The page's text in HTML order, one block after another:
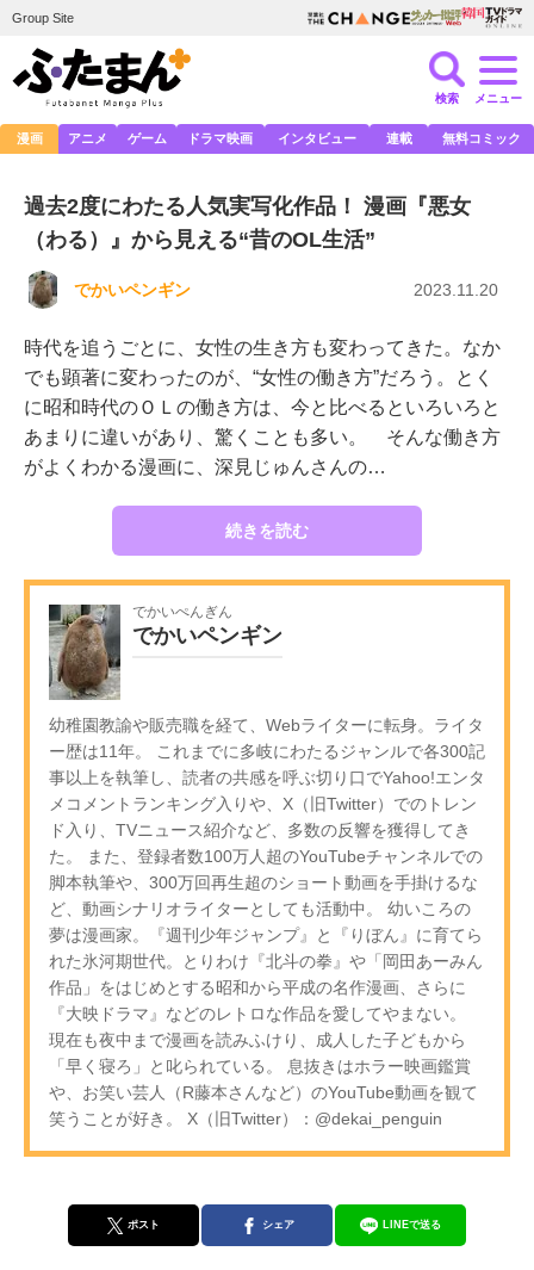
Group Site
検索 メニュー
漫画 アニメ ゲーム ドラマ映画 インタビュー 連載 無料コミック
過去2度にわたる人気実写化作品！ 漫画『悪女
（わる）』から見える“昔のOL生活”
でかいペンギン 2023.11.20
時代を追うごとに、女性の生き方も変わってきた。なか
でも顕著に変わったのが、“女性の働き方”だろう。とく
に昭和時代のＯＬの働き方は、今と比べるといろいろと
あまりに違いがあり、驚くことも多い。 そんな働き方
がよくわかる漫画に、深見じゅんさんの…
続きを読む
でかいぺんぎん
でかいペンギン
幼稚園教諭や販売職を経て、Webライターに転身。ライタ
ー歴は11年。 これまでに多岐にわたるジャンルで各300記
事以上を執筆し、読者の共感を呼ぶ切り口でYahoo!エンタ
メコメントランキング入りや、X（旧Twitter）でのトレン
ド入り、TVニュース紹介など、多数の反響を獲得してき
た。 また、登録者数100万人超のYouTubeチャンネルでの
脚本執筆や、300万回再生超のショート動画を手掛けるな
ど、動画シナリオライターとしても活動中。 幼いころの
夢は漫画家。『週刊少年ジャンプ』と『りぼん』に育てら
れた氷河期世代。とりわけ『北斗の拳』や「岡田あーみん
作品」をはじめとする昭和から平成の名作漫画、さらに
『大映ドラマ』などのレトロな作品を愛してやまない。
現在も夜中まで漫画を読みふけり、成人した子どもから
「早く寝ろ」と叱られている。 息抜きはホラー映画鑑賞
や、お笑い芸人（R藤本さんなど）のYouTube動画を観て
笑うことが好き。 X（旧Twitter）：@dekai_penguin
ポスト シェア LINEで送る